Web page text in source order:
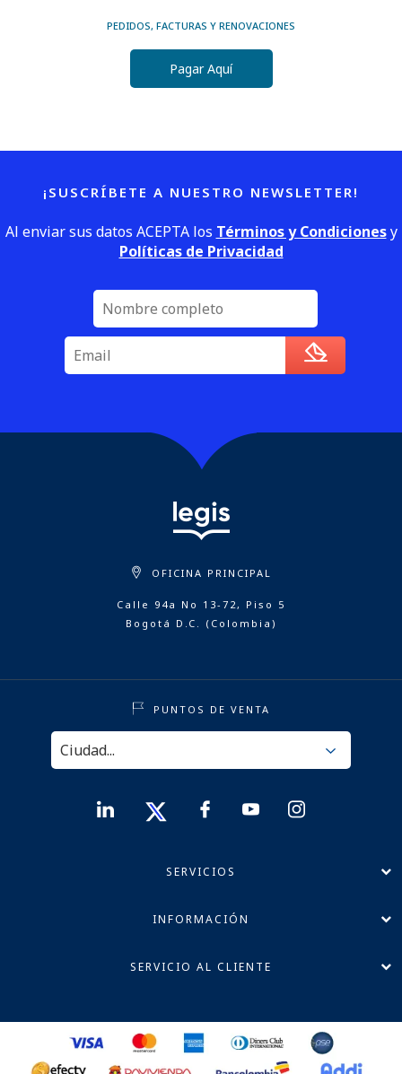
PEDIDOS, FACTURAS Y RENOVACIONES
Pagar Aquí
¡SUSCRÍBETE A NUESTRO NEWSLETTER!
Al enviar sus datos ACEPTA los Términos y Condicionesy
Políticas de Privacidad
OFICINA PRINCIPAL
Calle 94a No 13-72, Piso 5
Bogotá D.C. (Colombia)
PUNTOS DE VENTA
SERVICIOS
INFORMACIÓN
SERVICIO AL CLIENTE